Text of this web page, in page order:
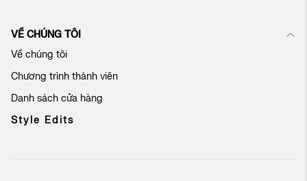
ý
n
ậ
n
b
ả
VỀ CHÚNG TÔI
Về chúng tôi
Chương trình thành viên
Danh sách cửa hàng
Style Edits